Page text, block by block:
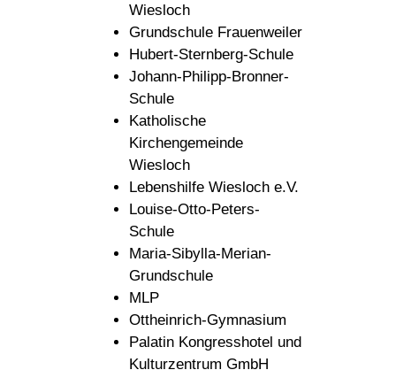
Wiesloch
Grundschule Frauenweiler
Hubert-Sternberg-Schule
Johann-Philipp-Bronner-
Schule
Katholische
Kirchengemeinde
Wiesloch
Lebenshilfe Wiesloch e.V.
Louise-Otto-Peters-
Schule
Maria-Sibylla-Merian-
Grundschule
MLP
Ottheinrich-Gymnasium
Palatin Kongresshotel und
Kulturzentrum GmbH